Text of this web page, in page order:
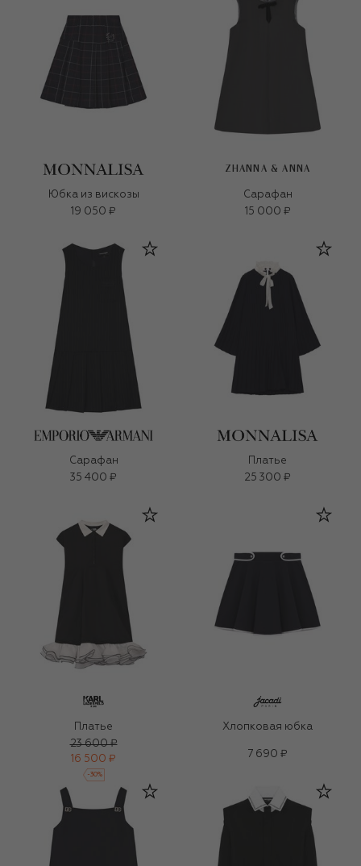
Юбка из вискозы
19 050 ₽
ZHANNA & ANNA
Сарафан
15 000 ₽
Сарафан
35 400 ₽
Платье
25 300 ₽
Платье
23 600 ₽
16 500 ₽
-30%
Хлопковая юбка
7 690 ₽